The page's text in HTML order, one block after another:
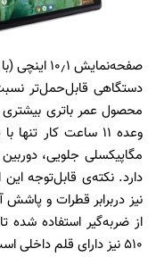
محصول عمر باتری بیشتری
دارد. نکته‌ی قابل‌توجه
نیز دربرابر قطرات و
510 نیز دارای قلم داخلی است.